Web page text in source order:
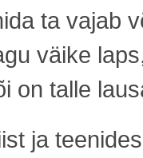
ta vajab
väike
on talle
ja